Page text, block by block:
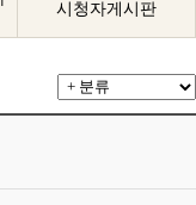
시청자게시판